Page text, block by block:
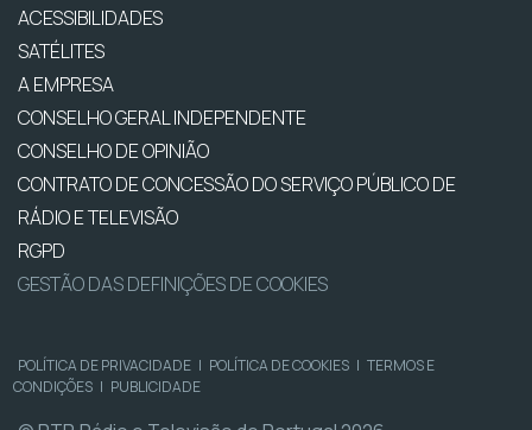
ACESSIBILIDADES
SATÉLITES
A EMPRESA
CONSELHO GERAL INDEPENDENTE
CONSELHO DE OPINIÃO
CONTRATO DE CONCESSÃO DO SERVIÇO PÚBLICO DE
RÁDIO E TELEVISÃO
RGPD
GESTÃO DAS DEFINIÇÕES DE COOKIES
POLÍTICA DE PRIVACIDADE | POLÍTICA DE COOKIES | TERMOS E
CONDIÇÕES | PUBLICIDADE